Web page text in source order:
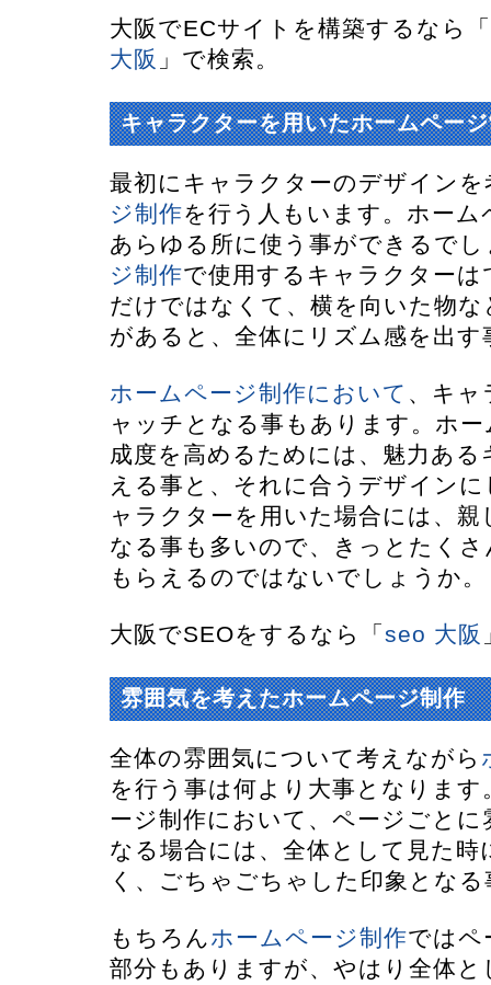
大阪でECサイトを構築するなら「
大阪 」で検索。
キャラクターを用いたホームペー
最初にキャラクターのデザインを
ジ制作を行う人もいます。ホーム
あらゆる所に使う事ができるでし
ジ制作で使用するキャラクターは
だけではなくて、横を向いた物
があると、全体にリズム感を出
ホームページ制作において 、キャ
ャッチとなる事もあります。ホ
成度を高めるためには、魅力あ
える事と、それに合うデザイン
ャラクターを用いた場合には、
なる事も多いので、きっとたく
もらえるのではないでしょうか。
大阪でSEOをするなら「 seo 大阪
雰囲気を考えたホームページ制作
全体の雰囲気について考えながら
を行う事は何より大事となりま
ージ制作において、ページごとに
なる場合には、全体として見た
く、ごちゃごちゃした印象とな
もちろんホームページ制作ではペ
部分もありますが、やはり全体